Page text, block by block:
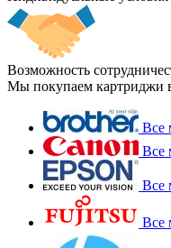
Возможность
Мы покупаем картриджи
Все
Все
Все
Все